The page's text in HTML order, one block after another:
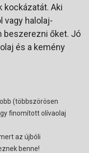
kockázatát. Aki
vagy halolaj-
beszerezni őket. Jó
és a kemény
(többszörösen
finomított olívaolaj
az újbóli
benne!